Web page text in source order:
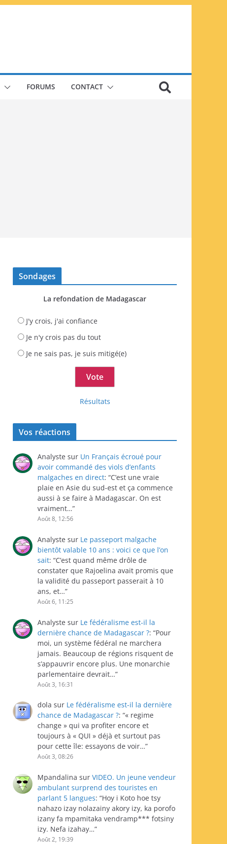
FORUMS CONTACT
Sondages
La refondation de Madagascar
J'y crois, j'ai confiance
Je n'y crois pas du tout
Je ne sais pas, je suis mitigé(e)
Résultats
Vos réactions
Analyste sur Un Français écroué pour
avoir commandé des viols d’enfants
malgaches en direct: “C’est une vraie
plaie en Asie du sud-est et ça commence
aussi à se faire à Madagascar. On est
vraiment…”
Août 8, 12:56
Analyste sur Le passeport malgache
bientôt valable 10 ans : voici ce que l’on
sait: “C’est quand même drôle de
constater que Rajoelina avait promis que
la validité du passeport passerait à 10
ans, et…”
Août 6, 11:25
Analyste sur Le fédéralisme est-il la
dernière chance de Madagascar ?: “Pour
moi, un système fédéral ne marchera
jamais. Beaucoup de régions risquent de
s’appauvrir encore plus. Une monarchie
parlementaire devrait…”
Août 3, 16:31
dola sur Le fédéralisme est-il la dernière
chance de Madagascar ?: “« regime
change » qui va profiter encore et
toujours à « QUI » déjà et surtout pas
pour cette île: essayons de voir…”
Août 3, 08:26
Mpandalina sur VIDEO. Un jeune vendeur
ambulant surprend des touristes en
parlant 5 langues: “Hoy i Koto hoe tsy
nahazo izay nolazainy akory izy, ka porofo
izany fa mpamitaka vendramp*** fotsiny
izy. Nefa izahay…”
Août 2, 19:39